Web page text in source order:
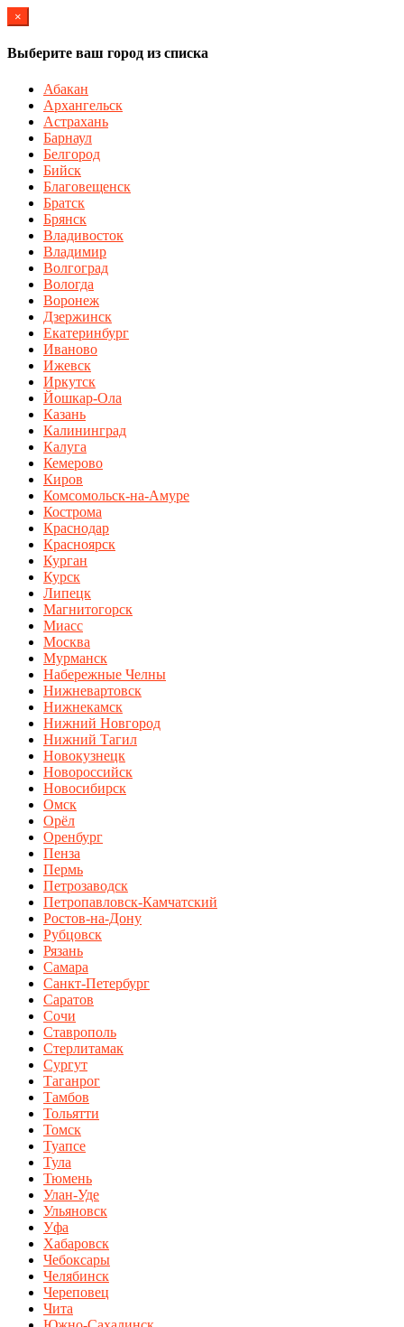
×
Выберите ваш город из списка
Абакан
Архангельск
Астрахань
Барнаул
Белгород
Бийск
Благовещенск
Братск
Брянск
Владивосток
Владимир
Волгоград
Вологда
Воронеж
Дзержинск
Екатеринбург
Иваново
Ижевск
Иркутск
Йошкар-Ола
Казань
Калининград
Калуга
Кемерово
Киров
Комсомольск-на-Амуре
Кострома
Краснодар
Красноярск
Курган
Курск
Липецк
Магнитогорск
Миасс
Москва
Мурманск
Набережные Челны
Нижневартовск
Нижнекамск
Нижний Новгород
Нижний Тагил
Новокузнецк
Новороссийск
Новосибирск
Омск
Орёл
Оренбург
Пенза
Пермь
Петрозаводск
Петропавловск-Камчатский
Ростов-на-Дону
Рубцовск
Рязань
Самара
Санкт-Петербург
Саратов
Сочи
Ставрополь
Стерлитамак
Сургут
Таганрог
Тамбов
Тольятти
Томск
Туапсе
Тула
Тюмень
Улан-Уде
Ульяновск
Уфа
Хабаровск
Чебоксары
Челябинск
Череповец
Чита